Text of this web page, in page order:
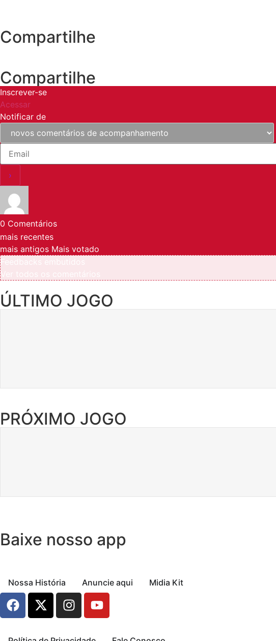
Compartilhe
Compartilhe
Inscrever-se
Acessar
Notificar de
0 Comentários
mais recentes
mais antigos Mais votado
ÚLTIMO JOGO
PRÓXIMO JOGO
Baixe nosso app
Nossa História Anuncie aqui Midia Kit